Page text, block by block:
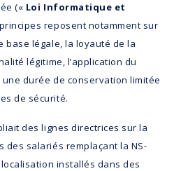
(« Loi Informatique et
principes reposent notamment sur
base légale, la loyauté de la
légitime, l’application du
durée de conservation limitée
de sécurité.
des lignes directrices sur la
des salariés remplaçant la NS-
installés dans des